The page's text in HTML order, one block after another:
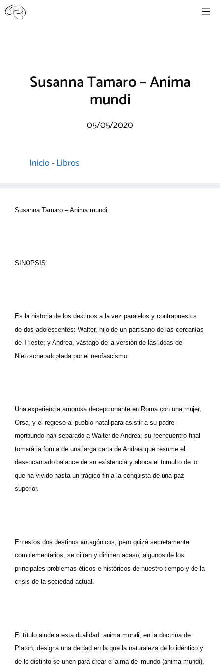
Saltar
al
Susanna Tamaro – Anima
mundi
05/05/2020
Inicio-Libros
Susanna Tamaro – Anima mundi
SINOPSIS:
Es la historia de los destinos a la vez paralelos y contrapuestos
de dos adolescentes: Walter, hijo de un partisano de las cercanías
de Trieste; y Andrea, vástago de la versión de las ideas de
Nietzsche adoptada por el neofascismo.
Una experiencia amorosa decepcionante en Roma con una mujer,
Orsa, y el regreso al pueblo natal para asistir a su padre
moribundo han separado a Walter de Andrea; su reencuentro final
tomará la forma de una larga carta de Andrea que resume el
desencantado balance de su existencia y aboca el tumulto de lo
que ha vivido hasta un trágico fin a la conquista de una paz
superior.
En estos dos destinos antagónicos, pero quizá secretamente
complementarios, se cifran y dirimen acaso, algunos de los
principales problemas éticos e históricos de nuestro tiempo y de la
crisis de la sociedad actual.
El título alude a esta dualidad: anima mundi, en la doctrina de
Platón, designa una deidad en la que la naturaleza de lo idéntico y
de lo distinto se unen para crear el alma del mundo (anima mundi),